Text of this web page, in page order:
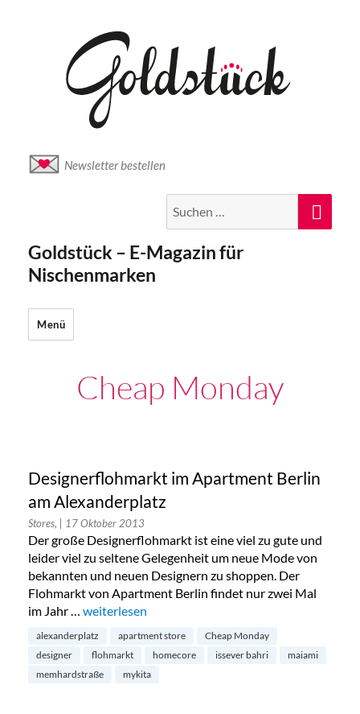
Newsletter bestellen
nach:
Goldstück – E-Magazin für
Nischenmarken
Menü
Cheap Monday
Designerflohmarkt im Apartment Berlin
am Alexanderplatz
Stores, | 17 Oktober 2013
Der große Designerflohmarkt ist eine viel zu gute und
leider viel zu seltene Gelegenheit um neue Mode von
bekannten und neuen Designern zu shoppen. Der
Flohmarkt von Apartment Berlin findet nur zwei Mal
im Jahr … „Designerflohmarkt im Apartment Berlin am
weiterlesen
alexanderplatz apartment store
Cheap Monday
designer
flohmarkt homecore issever bahri
maiami
memhardstraße
mykita